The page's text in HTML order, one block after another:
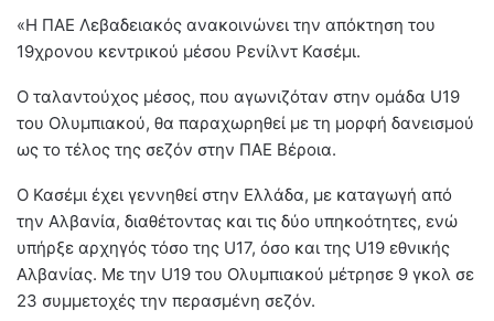
«Η ΠΑΕ Λεβαδειακός ανακοινώνει την απόκτηση του
19χρονου κεντρικού μέσου Ρενίλντ Κασέμι.
Ο ταλαντούχος μέσος, που αγωνιζόταν στην ομάδα U19
του Ολυμπιακού, θα παραχωρηθεί με τη μορφή δανεισμού
ως το τέλος της σεζόν στην ΠΑΕ Βέροια.
Ο Κασέμι έχει γεννηθεί στην Ελλάδα, με καταγωγή από
την Αλβανία, διαθέτοντας και τις δύο υπηκοότητες, ενώ
υπήρξε αρχηγός τόσο της U17, όσο και της U19 εθνικής
Αλβανίας. Με την U19 του Ολυμπιακού μέτρησε 9 γκολ σε
23 συμμετοχές την περασμένη σεζόν.